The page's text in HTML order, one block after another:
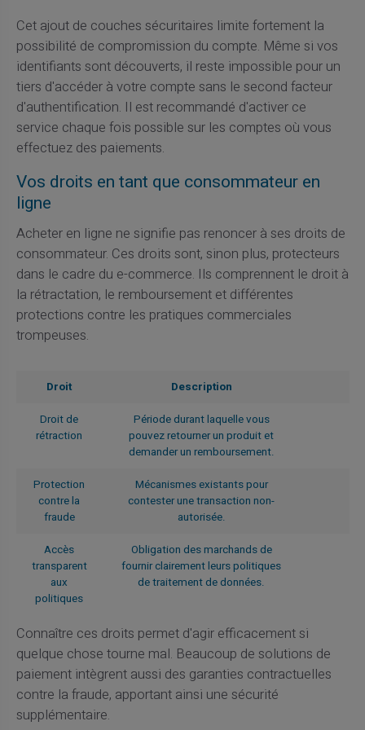
Cet ajout de couches sécuritaires limite fortement la
possibilité de compromission du compte. Même si vos
identifiants sont découverts, il reste impossible pour un
tiers d'accéder à votre compte sans le second facteur
d'authentification. Il est recommandé d'activer ce
service chaque fois possible sur les comptes où vous
effectuez des paiements.
Vos droits en tant que consommateur en
ligne
Acheter en ligne ne signifie pas renoncer à ses droits de
consommateur. Ces droits sont, sinon plus, protecteurs
dans le cadre du e-commerce. Ils comprennent le droit à
la rétractation, le remboursement et différentes
protections contre les pratiques commerciales
trompeuses.
Droit
Description
Droit de
rétraction
Période durant laquelle vous
pouvez retourner un produit et
demander un remboursement.
Protection
contre la
fraude
Mécanismes existants pour
contester une transaction non-
autorisée.
Accès
transparent
aux
politiques
Obligation des marchands de
fournir clairement leurs politiques
de traitement de données.
Connaître ces droits permet d'agir efficacement si
quelque chose tourne mal. Beaucoup de solutions de
paiement intègrent aussi des garanties contractuelles
contre la fraude, apportant ainsi une sécurité
supplémentaire.